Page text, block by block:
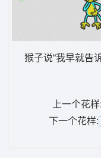
猴子说“我早就告
上一个花样:
下一个花样: